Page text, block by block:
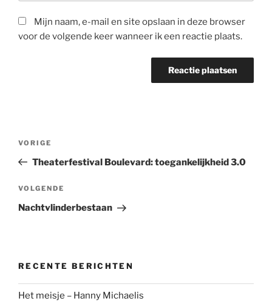
Mijn naam, e-mail en site opslaan in deze browser
voor de volgende keer wanneer ik een reactie plaats.
Vorig
bericht
VORIGE
Theaterfestival Boulevard: toegankelijkheid 3.0
Volgend
bericht
VOLGENDE
Nachtvlinderbestaan
RECENTE BERICHTEN
Het meisje – Hanny Michaelis